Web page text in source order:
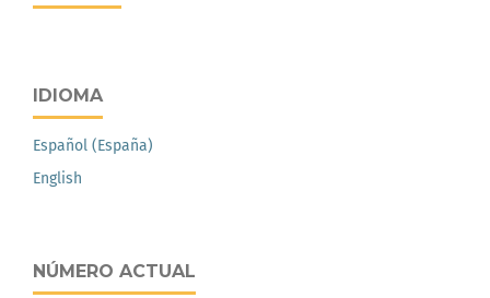
IDIOMA
Español (España)
English
NÚMERO ACTUAL